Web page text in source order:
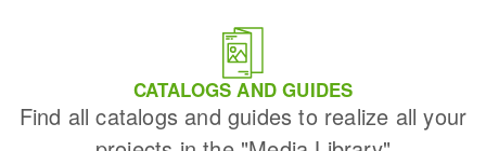
CATALOGS AND GUIDES
Find all catalogs and guides to realize all your